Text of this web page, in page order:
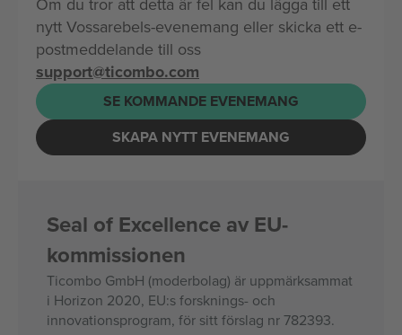
nytt Vossarebels-evenemang eller skicka ett e-
postmeddelande till oss
support@ticombo.com
SE KOMMANDE EVENEMANG
SKAPA NYTT EVENEMANG
Seal of Excellence av EU-
kommissionen
Ticombo GmbH (moderbolag) är uppmärksammat
i Horizon 2020, EU:s forsknings- och
innovationsprogram, för sitt förslag nr 782393.